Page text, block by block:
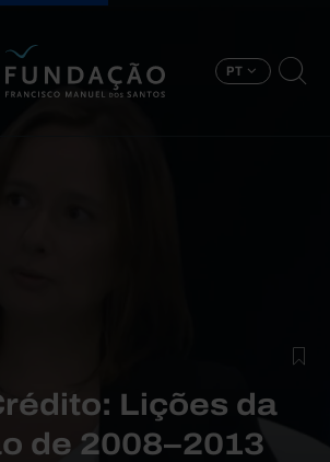
PT
Lições da
de 2008–2013